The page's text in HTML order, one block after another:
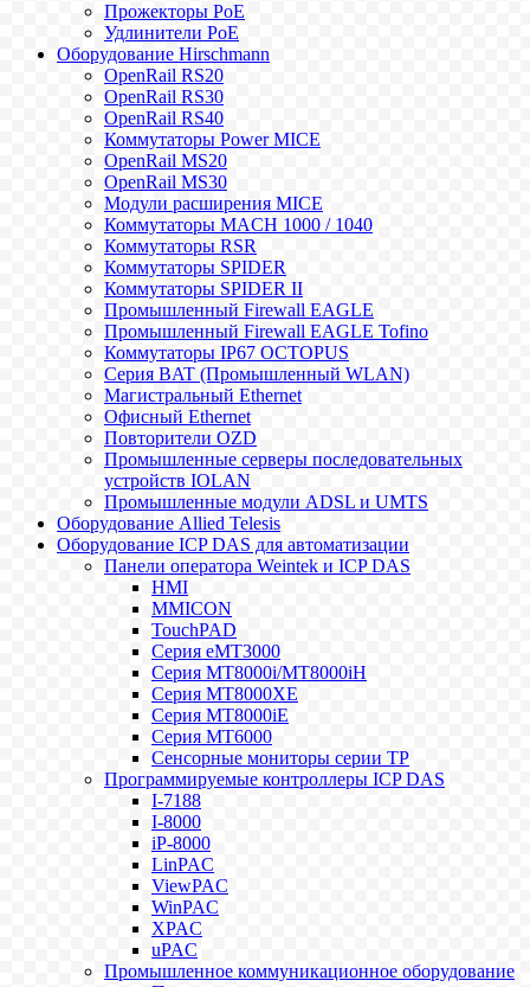
Прожекторы PoE
Удлинители PoE
Оборудование Hirschmann
OpenRail RS20
OpenRail RS30
OpenRail RS40
Коммутаторы Power MICE
OpenRail MS20
OpenRail MS30
Модули расширения MICE
Коммутаторы MACH 1000 / 1040
Коммутаторы RSR
Коммутаторы SPIDER
Коммутаторы SPIDER II
Промышленный Firewall EAGLE
Промышленный Firewall EAGLE Tofino
Коммутаторы IP67 OCTOPUS
Серия BAT (Промышленный WLAN)
Магистральный Ethernet
Офисный Ethernet
Повторители OZD
Промышленные серверы последовательных
устройств IOLAN
Промышленные модули ADSL и UMTS
Оборудование Allied Telesis
Оборудование ICP DAS для автоматизации
Панели оператора Weintek и ICP DAS
HMI
MMICON
TouchPAD
Серия eMT3000
Серия MT8000i/MT8000iH
Серия MT8000XE
Серия MT8000iE
Серия MT6000
Сенсорные мониторы серии TP
Программируемые контроллеры ICP DAS
I-7188
I-8000
iP-8000
LinPAC
ViewPAC
WinPAC
XPAC
uPAC
Промышленное коммуникационное оборудование